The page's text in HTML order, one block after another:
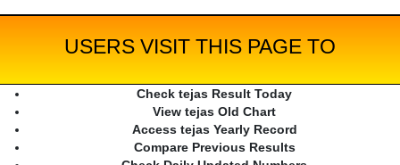
USERS VISIT THIS PAGE TO
Check tejas Result Today
View tejas Old Chart
Access tejas Yearly Record
Compare Previous Results